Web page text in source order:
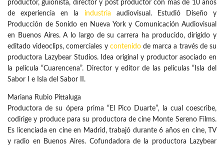
productor, guionista, director y post productor con más de 10 años
de experiencia en la
industria audiovisual. Estudió Diseño y
Producción de Sonido en Nueva York y Comunicación Audiovisual
en Buenos Aires. A lo largo de su carrera ha producido, dirigido y
editado videoclips, comerciales y contenidode marca a través de su
productora Lazybear Studios. Idea original y productor asociado en
la película “Cuarencena”. Director y editor de las películas “Isla del
Sabor I e Isla del Sabor II.
Mariana Rubio Pittaluga
Productora de su ópera prima “El Pico Duarte”, la cual coescribe,
codirige y produce para su productora de cine Monte Sereno Films.
Es licenciada en cine en Madrid, trabajó durante 6 años en cine, TV
y radio en Buenos Aires. Cofundadora de la productora Lazybear